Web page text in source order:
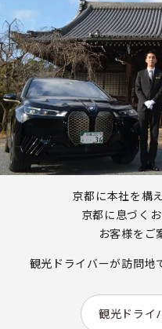
京都に本社を構
京都に息づく
お客様をご
観光ドライバーが訪問地
観光ドライ